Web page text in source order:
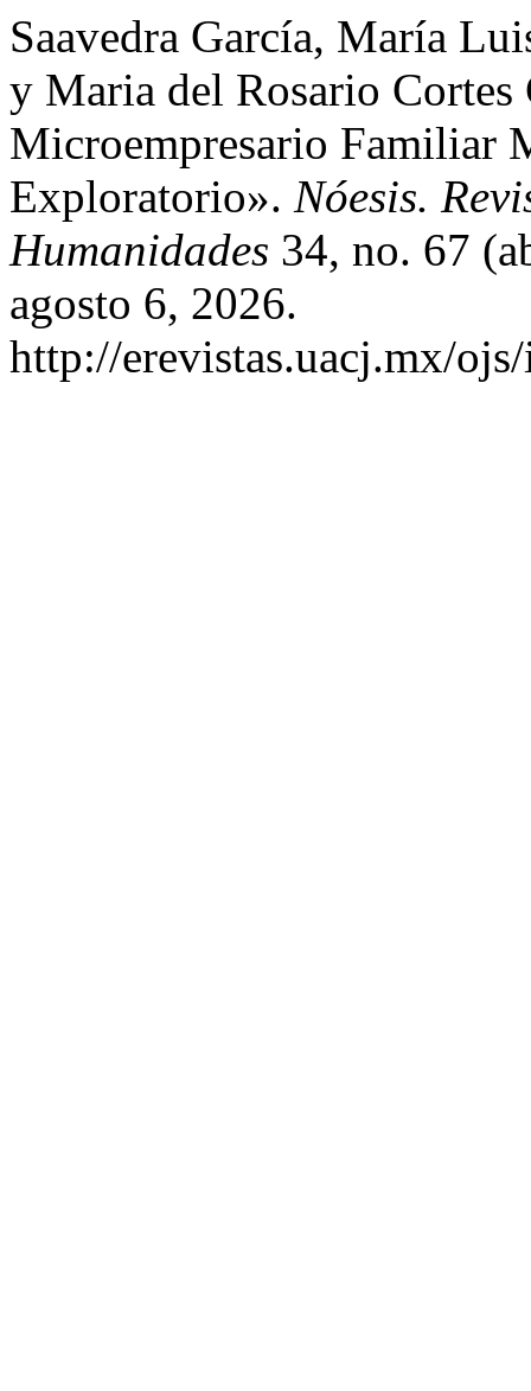
Saavedra García, María
y Maria del Rosario
Microempresario Familiar
Exploratorio». Nóesis.
Humanidades 34, no. 67
agosto 6, 2026.
http://erevistas.uacj.mx/